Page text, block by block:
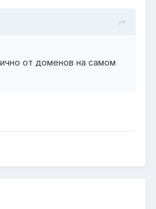
от доменов на самом